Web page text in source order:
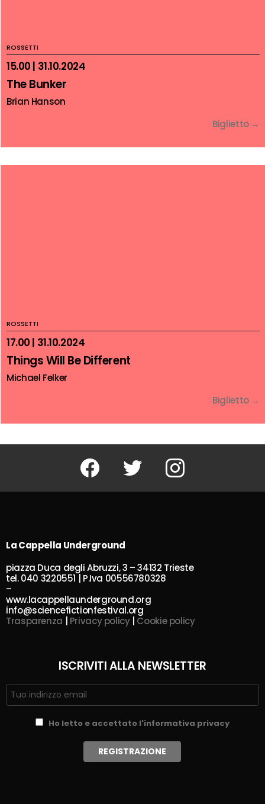
ROSSETTI
15.00 | 31.10.2024
The Bunker
Brian Hanson
Biglietto →
ROSSETTI
17.00 | 31.10.2024
Things Will Be Different
Michael Felker
Biglietto →
Facebook Twitter Instagram
La Cappella Underground
piazza Duca degli Abruzzi, 3 – 34132 Trieste
tel. 040 3220551 | P.Iva 00556780328
–
www.lacappellaunderground.org
info@sciencefictionfestival.org
Trasparenza
Privacy policy| Cookie policy
ISCRIVITI ALLA NEWSLETTER
Ho letto e accettato l'informativa privacy